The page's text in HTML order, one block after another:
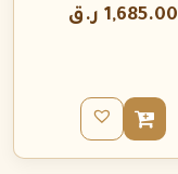
1,685.00 ر.ق